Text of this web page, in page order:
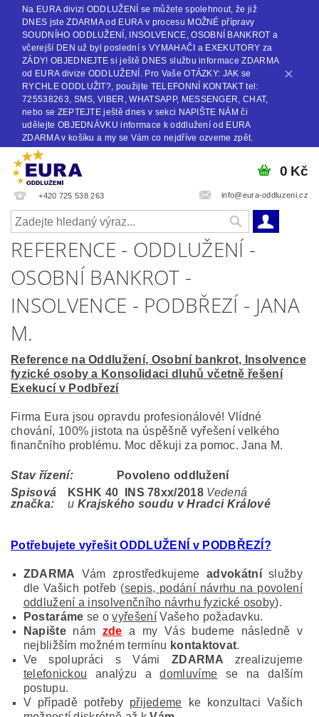
Na EURA divizi ODDLUŽENÍ se můžete spolehnout, že již
DNES jste ZDARMA od EURA v procesu MOŽNÉ přípravy
SOUDNÍHO ODDLUŽENÍ, INSOLVENCE, OSOBNÍ BANKROT a
včerejší DEN už byl poslední s VYMAHAČI a EXEKUTORY za
ZÁDY! OBJEDNEJTE si ještě DNES službu informace ZDARMA
od EURA divize ODDLUŽENÍ. Pro Vaše OTÁZKY: JAK se
RYCHLE ODDLUŽIT?, použijte TELEFONNÍ KONTAKT tel:
725538263, SMS, VIBER, WHATSAPP, MESSENGER, CHAT,
nebo se ZEPTEJTE ještě dnes v sekci NAPIŠTE NÁM či
udělejte OBJEDNÁVKU informace k oddlužení od EURA
ZDARMA v košíku a my se Vám co nejdříve ozveme zpět.
+420 725 538 263 info@eura-oddluzeni.cz
0 Kč
REFERENCE - ODDLUŽENÍ -
OSOBNÍ BANKROT -
INSOLVENCE - PODBŘEZÍ - JANA
M.
Reference na Oddlužení, Osobní bankrot, Insolvence
fyzické osoby a Konsolidaci dluhů včetně řešení
Exekucí v Podbřezí
Firma Eura jsou opravdu profesionálové! Vlídné
chování, 100% jistota na úspěšně vyřešení velkého
finančního problému. Moc děkuji za pomoc. Jana M.
Stav řízení:
Povoleno oddlužení
Spisová
značka:
KSHK 40 INS 78xx/2018 Vedená
u Krajského soudu v Hradci Králové
Potřebujete vyřešit ODDLUŽENÍ v PODBŘEZÍ?
ZDARMA Vám zprostředkujeme advokátníslužby
dle Vašich potřeb (sepis, podání návrhu na povolení
oddlužení a insolvenčního návrhu fyzické osoby).
Postaráme se ovyřešeníVašeho požadavku.
Napištenám zde a my Vás budeme následně v
nejbližším možném termínu kontaktovat.
Ve spolupráci s Vámi ZDARMA zrealizujeme
telefonickou analýzu adomluvíme se na dalším
postupu.
V případě potřeby přijedeme ke konzultaci Vašich